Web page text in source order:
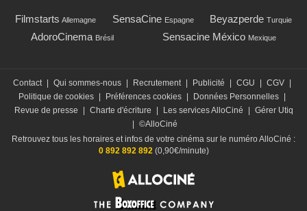
Filmstarts Allemagne SensaCine Espagne Beyazperde Turquie
AdoroCinema Brésil Sensacine México Mexique
Contact | Qui sommes-nous | Recrutement | Publicité | CGU | CGV |
Politique de cookies | Préférences cookies | Données Personnelles |
Revue de presse
| Charte d'écriture | Les services AlloCiné | Gérer Utiq
| ©AlloCiné
Retrouvez tous les horaires et infos de votre cinéma sur le numéro AlloCiné :
0 892 892 892(0,90€/minute)